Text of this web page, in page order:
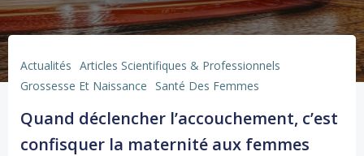
Actualités Articles Scientifiques & Professionnels
Grossesse Et Naissance Santé Des Femmes
Quand déclencher l’accouchement, c’est
confisquer la maternité aux femmes